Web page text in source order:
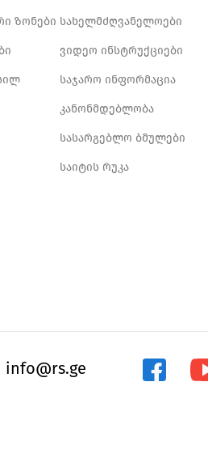
ზონები სახელმძღვანელოები
ვიდეო ინსტრუქციები
საჯარო ინფორმაცია
კანონმდებლობა
სასარგებლო ბმულები
საიტის რუკა
info@rs.ge